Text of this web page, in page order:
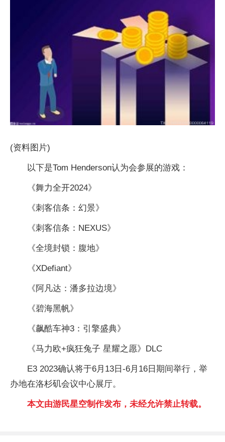
(资料图片)
以下是Tom Henderson认为会参展的游戏：
《舞力全开2024》
《刺客信条：幻景》
《刺客信条：NEXUS》
《全境封锁：腹地》
《XDefiant》
《阿凡达：潘多拉边境》
《碧海黑帆》
《飙酷车神3：引擎盛典》
《马力欧+疯狂兔子 星耀之愿》DLC
E3 2023确认将于6月13日-6月16日期间举行，举
办地在洛杉矶会议中心展厅。
本文由游民星空制作发布，未经允许禁止转载。